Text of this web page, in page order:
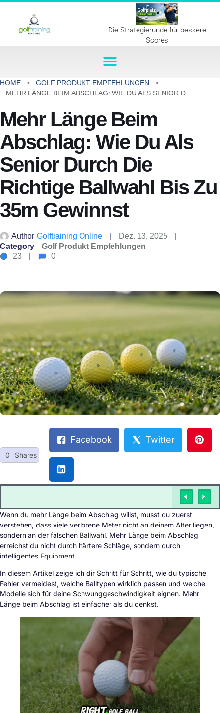
Die Strategierunde für bessere
Scores
HOME
GOLF PRODUKT EMPFEHLUNGEN
Mehr Länge Beim
Abschlag: Wie Du Als
Senior Durch Die
Richtige Ballwahl Bis Zu
35m Gewinnst
Author Golftraining Online
Dez. 13, 2025
Category
Golf Produkt Empfehlungen
23
0
0 Shares
Facebook Twitter
Wenn du mehr Länge beim Abschlag willst, musst du zuerst
verstehen, dass viele verlorene Meter nicht an deinem Alter liegen,
sondern an der falschen Ballwahl. Mehr Länge beim Abschlag
erreichst du nicht durch härtere Schläge, sondern durch
intelligentes Equipment.
In diesem Artikel zeige ich dir Schritt für Schritt, wie du typische
Fehler vermeidest, welche Balltypen wirklich passen und welche
Modelle sich für deine Schwunggeschwindigkeit eignen. Mehr
Länge beim Abschlag ist einfacher als du denkst.